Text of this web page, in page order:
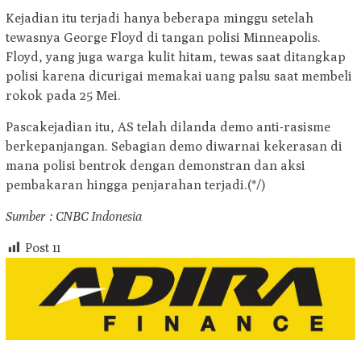
Kejadian itu terjadi hanya beberapa minggu setelah
tewasnya George Floyd di tangan polisi Minneapolis.
Floyd, yang juga warga kulit hitam, tewas saat ditangkap
polisi karena dicurigai memakai uang palsu saat membeli
rokok pada 25 Mei.
Pascakejadian itu, AS telah dilanda demo anti-rasisme
berkepanjangan. Sebagian demo diwarnai kekerasan di
mana polisi bentrok dengan demonstran dan aksi
pembakaran hingga penjarahan terjadi.(*/)
Sumber : CNBC Indonesia
Post 11